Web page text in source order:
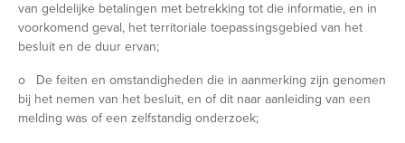
van geldelijke betalingen met betrekking tot die informatie, en in
voorkomend geval, het territoriale toepassingsgebied van het
besluit en de duur ervan;
o De feiten en omstandigheden die in aanmerking zijn genomen
bij het nemen van het besluit, en of dit naar aanleiding van een
melding was of een zelfstandig onderzoek;